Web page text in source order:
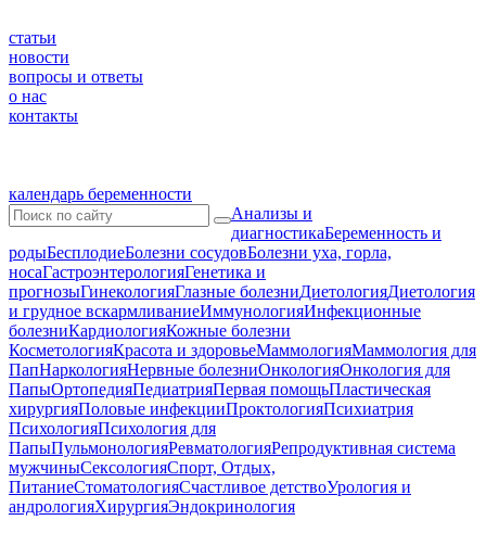
статьи
новости
вопросы и ответы
о нас
контакты
календарь беременности
Анализы и
диагностикаБеременность и
родыБесплодиеБолезни сосудовБолезни уха, горла,
носаГастроэнтерологияГенетика и
прогнозыГинекологияГлазные болезниДиетологияДиетология
и грудное вскармливаниеИммунологияИнфекционные
болезниКардиологияКожные болезни
КосметологияКрасота и здоровьеМаммологияМаммология для
ПапНаркологияНервные болезниОнкологияОнкология для
ПапыОртопедияПедиатрияПервая помощьПластическая
хирургияПоловые инфекцииПроктологияПсихиатрия
ПсихологияПсихология для
ПапыПульмонологияРевматологияРепродуктивная система
мужчиныСексологияСпорт, Отдых,
ПитаниеСтоматологияСчастливое детствоУрология и
андрологияХирургияЭндокринология